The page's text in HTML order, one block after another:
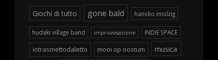
Giochi di tutto gone bald hansko mislzig
hudaki village band improvvisazione INDIE SPACE
iotrasmettodaletto mooi op oostum musica